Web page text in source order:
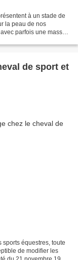
à un stade de
la peau de nos
parfois une masse
de sport et
équestres, toute
de modifier les